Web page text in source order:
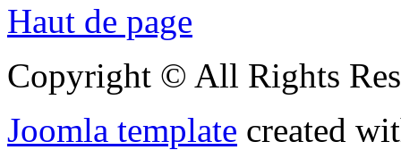
Haut de page
Copyright © All Rights
Joomla template created